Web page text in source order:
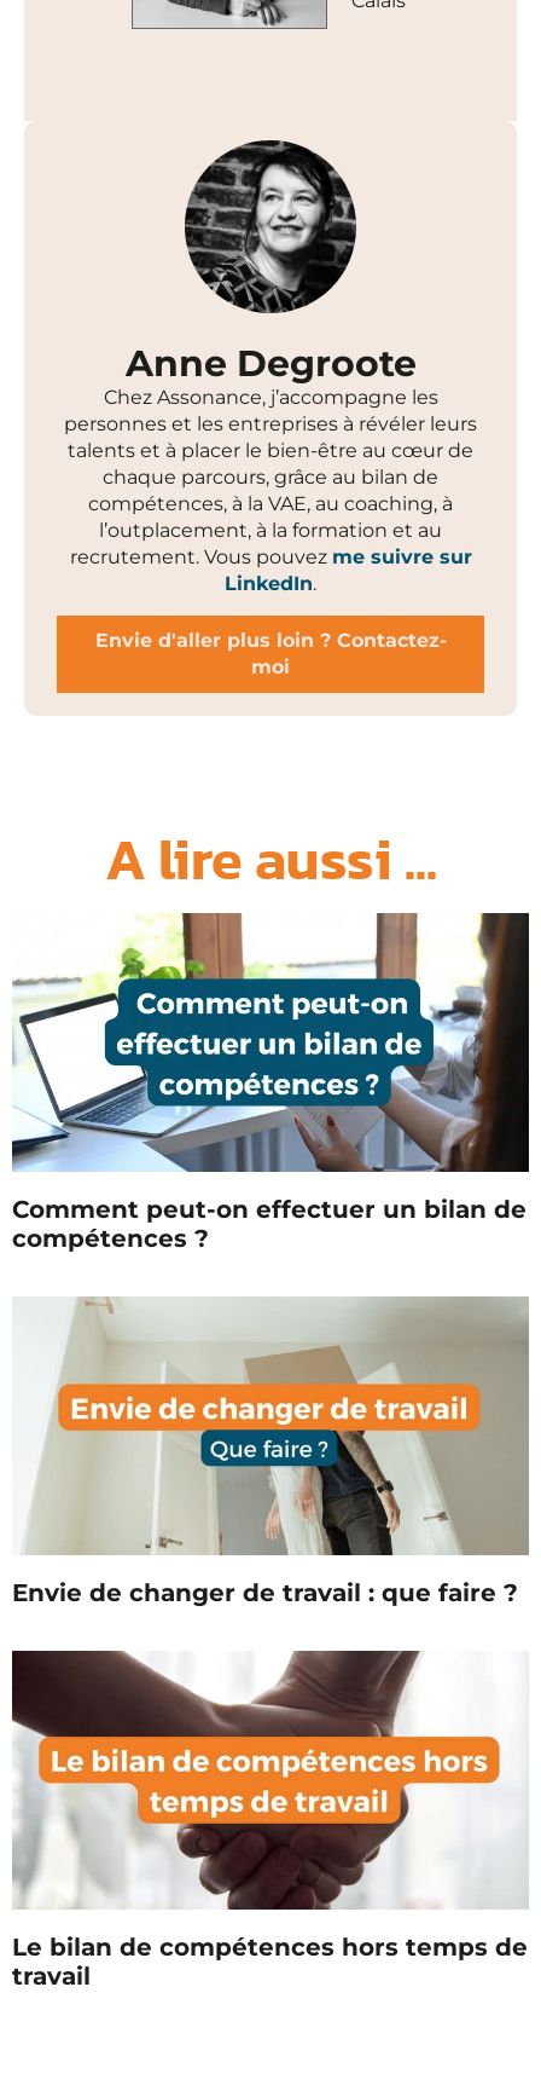
Anne Degroote
Chez Assonance, j’accompagne les
personnes et les entreprises à révéler leurs
talents et à placer le bien-être au cœur de
chaque parcours, grâce au bilan de
compétences, à la VAE, au coaching, à
l’outplacement, à la formation et au
recrutement. Vous pouvez me suivre sur
LinkedIn.
Envie d'aller plus loin ? Contactez-
moi
A lire aussi ...
Comment peut-on effectuer un bilan de
compétences ?
Envie de changer de travail : que faire ?
Le bilan de compétences hors temps de
travail